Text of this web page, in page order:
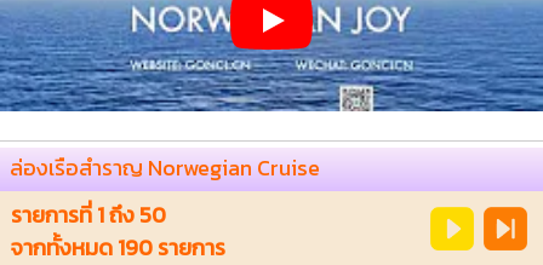
ล่องเรือสำราญ Norwegian Cruise
รายการที่1ถึง50
จากทั้งหมด190รายการ